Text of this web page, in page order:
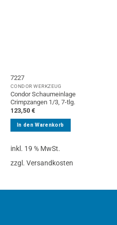
7227
CONDOR WERKZEUG
Condor Schaumeinlage
Crimpzangen 1/3, 7-tlg.
123,50 €
In den Warenkorb
inkl. 19 % MwSt.
zzgl. Versandkosten